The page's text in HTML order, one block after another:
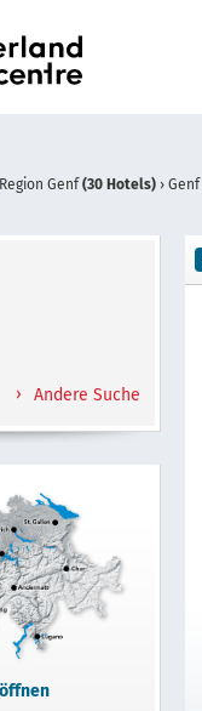
Region Genf (30 Hotels) › Genf
Andere Suche